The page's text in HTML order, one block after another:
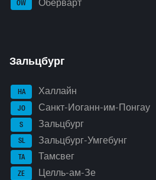
OW Оберварт
Зальцбург
HA Халлайн
JO Санкт-Иоганн-им-Понгау
S Зальцбург
SL Зальцбург-Умгебунг
TA Тамсвег
ZE Целль-ам-Зе